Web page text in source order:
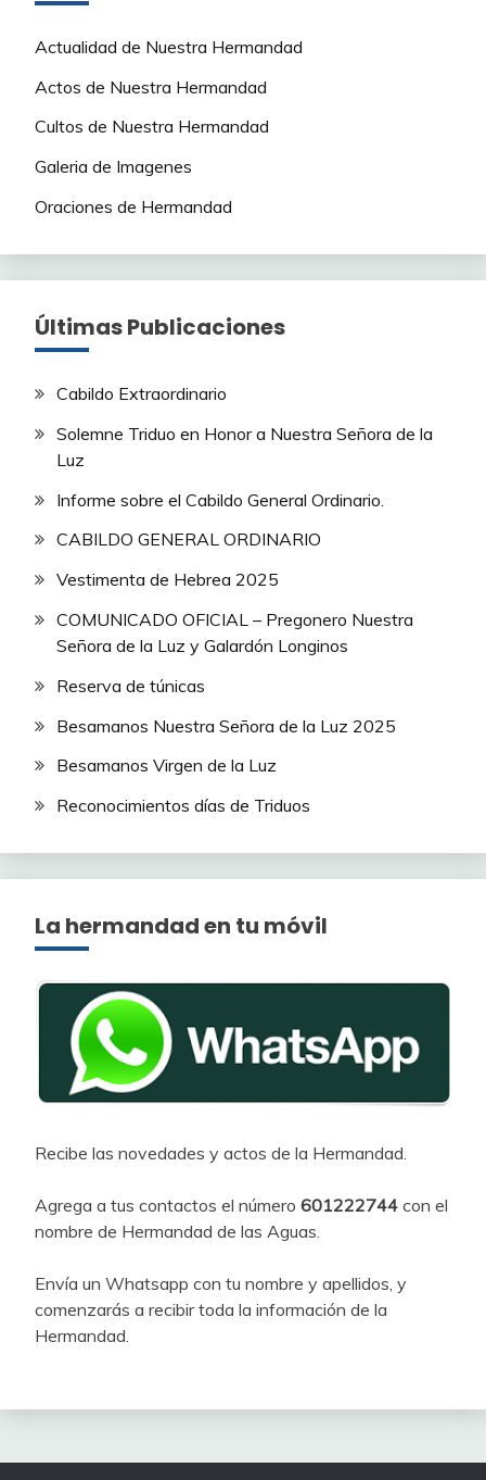
Actualidad de Nuestra Hermandad
Actos de Nuestra Hermandad
Cultos de Nuestra Hermandad
Galeria de Imagenes
Oraciones de Hermandad
Últimas Publicaciones
Cabildo Extraordinario
Solemne Triduo en Honor a Nuestra Señora de la
Luz
Informe sobre el Cabildo General Ordinario.
CABILDO GENERAL ORDINARIO
Vestimenta de Hebrea 2025
COMUNICADO OFICIAL – Pregonero Nuestra
Señora de la Luz y Galardón Longinos
Reserva de túnicas
Besamanos Nuestra Señora de la Luz 2025
Besamanos Virgen de la Luz
Reconocimientos días de Triduos
La hermandad en tu móvil
Recibe las novedades y actos de la Hermandad.
Agrega a tus contactos el número 601222744 con el
nombre de Hermandad de las Aguas.
Envía un Whatsapp con tu nombre y apellidos, y
comenzarás a recibir toda la información de la
Hermandad.